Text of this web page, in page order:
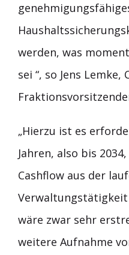
werden, was
sei “, so Jens Lemke,
„Hierzu ist es
Jahren, also bis
Cashflow aus der
Verwaltungstätigkeit
wäre zwar sehr
weitere Aufnahme